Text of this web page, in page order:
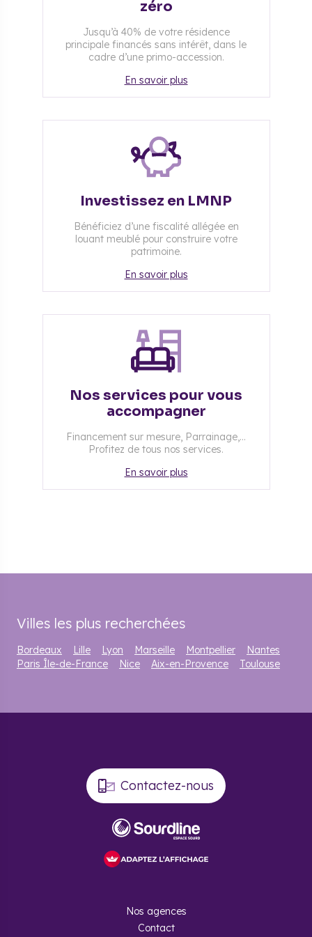
zéro
Jusqu’à 40% de votre résidence
principale financés sans intérêt, dans le
cadre d’une primo-accession.
En savoir plus
Investissez en LMNP
Bénéficiez d’une fiscalité allégée en
louant meublé pour construire votre
patrimoine.
En savoir plus
Nos services pour vous
accompagner
Financement sur mesure, Parrainage,...
Profitez de tous nos services.
En savoir plus
Villes les plus recherchées
Bordeaux Lille Lyon Marseille Montpellier
Nantes
Paris Île-de-France
Nice Aix-en-Provence Toulouse
Contactez-nous
Nos agences
Contact